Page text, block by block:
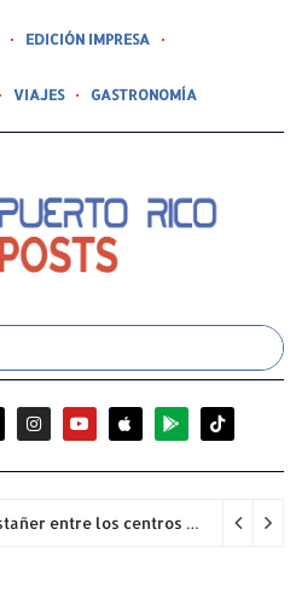
EDICIÓN IMPRESA
VIAJES GASTRONOMÍA
Hospital General de Castañer entre los centros de salud comunitarios con mejor desempeño clínico de Estados Unidos